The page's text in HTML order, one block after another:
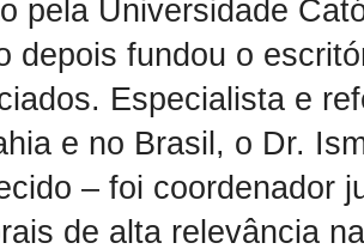
pela Universidade
depois fundou o
Especialista e
e no Brasil, o Dr.
– foi coordenador
de alta relevância